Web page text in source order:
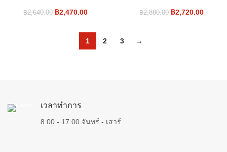
฿2,640.00 ฿2,470.00 ฿2,880.00 ฿2,720.00
1 2 3 →
เวลาทำการ
8:00 - 17:00 จันทร์ - เสาร์